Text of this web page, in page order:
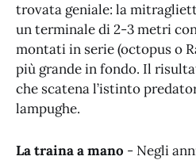
trovata geniale: la
un terminale di 2-3 metri
montati in serie (octopus o
più grande in fondo. Il
che scatena l’istinto
lampughe.
La traina a mano - Negli